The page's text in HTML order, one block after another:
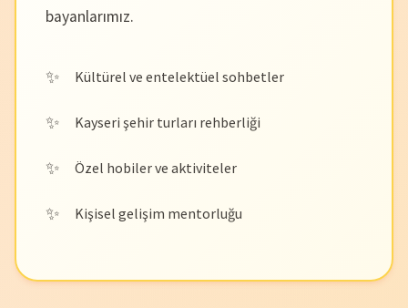
bayanlarımız.
Kültürel ve entelektüel sohbetler
Kayseri şehir turları rehberliği
Özel hobiler ve aktiviteler
Kişisel gelişim mentorluğu